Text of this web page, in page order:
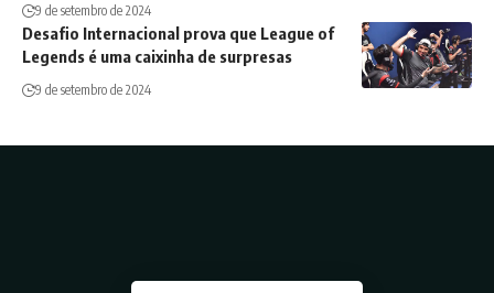
9 de setembro de 2024
Desafio Internacional prova que League of
Legends é uma caixinha de surpresas
9 de setembro de 2024